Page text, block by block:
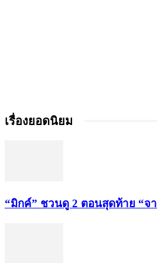
เรื่องยอดนิยม
“มิกค์” ชวนดู 2 ตอนสุดท้าย “จ